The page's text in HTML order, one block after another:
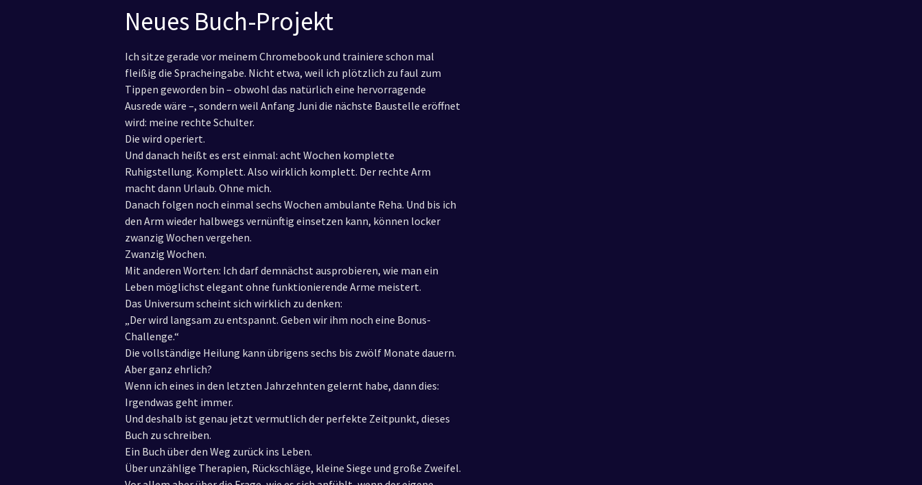
Neues Buch-Projekt
Ich sitze gerade vor meinem Chromebook und trainiere schon mal
fleißig die Spracheingabe. Nicht etwa, weil ich plötzlich zu faul zum
Tippen geworden bin – obwohl das natürlich eine hervorragende
Ausrede wäre –, sondern weil Anfang Juni die nächste Baustelle eröffnet
wird: meine rechte Schulter.
Die wird operiert.
Und danach heißt es erst einmal: acht Wochen komplette
Ruhigstellung. Komplett. Also wirklich komplett. Der rechte Arm
macht dann Urlaub. Ohne mich.
Danach folgen noch einmal sechs Wochen ambulante Reha. Und bis ich
den Arm wieder halbwegs vernünftig einsetzen kann, können locker
zwanzig Wochen vergehen.
Zwanzig Wochen.
Mit anderen Worten: Ich darf demnächst ausprobieren, wie man ein
Leben möglichst elegant ohne funktionierende Arme meistert.
Das Universum scheint sich wirklich zu denken:
„Der wird langsam zu entspannt. Geben wir ihm noch eine Bonus-
Challenge.“
Die vollständige Heilung kann übrigens sechs bis zwölf Monate dauern.
Aber ganz ehrlich?
Wenn ich eines in den letzten Jahrzehnten gelernt habe, dann dies:
Irgendwas geht immer.
Und deshalb ist genau jetzt vermutlich der perfekte Zeitpunkt, dieses
Buch zu schreiben.
Ein Buch über den Weg zurück ins Leben.
Über unzählige Therapien, Rückschläge, kleine Siege und große Zweifel.